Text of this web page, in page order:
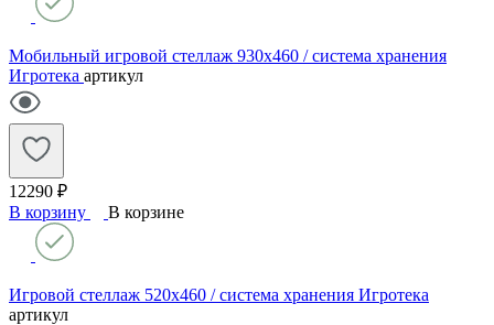
Мобильный игровой стеллаж 930х460 / система хранения
Игротека артикул
12290 ₽
В корзину
В корзине
Игровой стеллаж 520х460 / система хранения Игротека
артикул